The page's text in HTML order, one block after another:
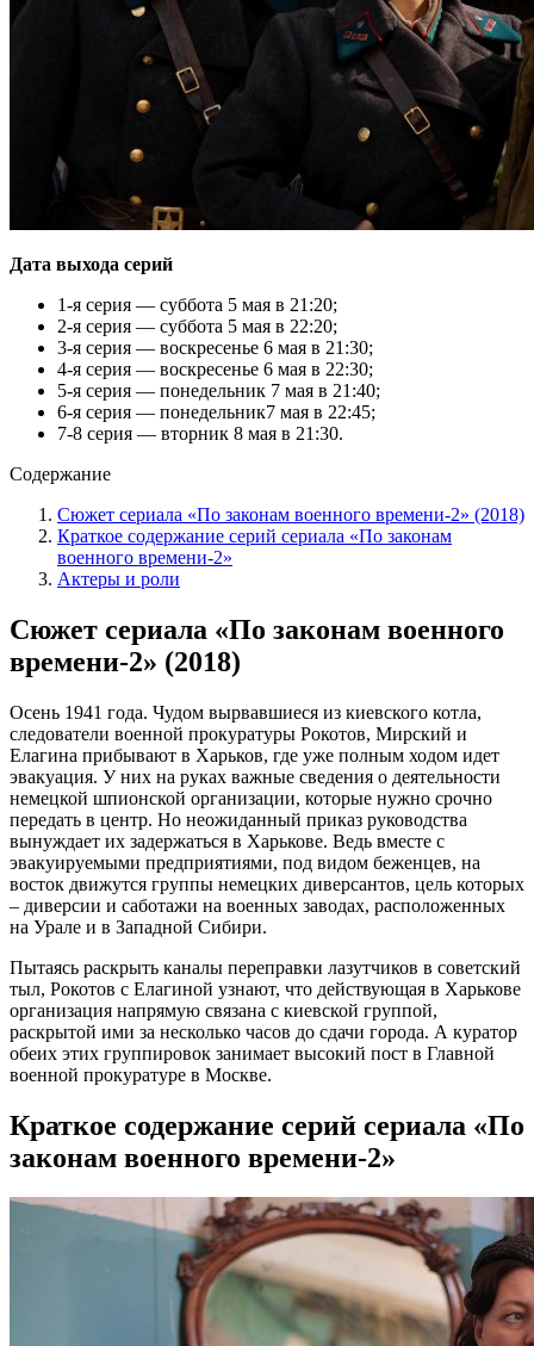
Дата выхода серий
1-я серия — суббота 5 мая в 21:20;
2-я серия — суббота 5 мая в 22:20;
3-я серия — воскресенье 6 мая в 21:30;
4-я серия — воскресенье 6 мая в 22:30;
5-я серия — понедельник 7 мая в 21:40;
6-я серия — понедельник7 мая в 22:45;
7-8 серия — вторник 8 мая в 21:30.
Содержание
Сюжет сериала «По законам военного времени-2» (2018)
Краткое содержание серий сериала «По законам
военного времени-2»
Актеры и роли
Сюжет сериала «По законам военного
времени-2» (2018)
Осень 1941 года. Чудом вырвавшиеся из киевского котла,
следователи военной прокуратуры Рокотов, Мирский и
Елагина прибывают в Харьков, где уже полным ходом идет
эвакуация. У них на руках важные сведения о деятельности
немецкой шпионской организации, которые нужно срочно
передать в центр. Но неожиданный приказ руководства
вынуждает их задержаться в Харькове. Ведь вместе с
эвакуируемыми предприятиями, под видом беженцев, на
восток движутся группы немецких диверсантов, цель которых
– диверсии и саботажи на военных заводах, расположенных
на Урале и в Западной Сибири.
Пытаясь раскрыть каналы переправки лазутчиков в советский
тыл, Рокотов с Елагиной узнают, что действующая в Харькове
организация напрямую связана с киевской группой,
раскрытой ими за несколько часов до сдачи города. А куратор
обеих этих группировок занимает высокий пост в Главной
военной прокуратуре в Москве.
Краткое содержание серий сериала «По
законам военного времени-2»